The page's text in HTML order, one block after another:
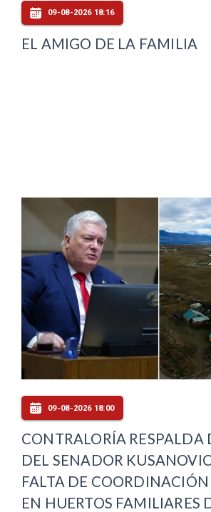
09-08-2026 18:16
EL AMIGO DE LA FAMILIA
09-08-2026 18:00
CONTRALORÍA RESPALDA
DEL SENADOR
FALTA DE
EN HUERTOS FAMILIARES